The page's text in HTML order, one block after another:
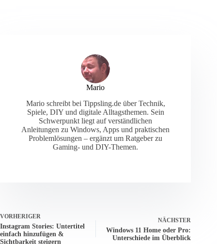
Mario
Mario schreibt bei Tippsling.de über Technik,
Spiele, DIY und digitale Alltagsthemen. Sein
Schwerpunkt liegt auf verständlichen
Anleitungen zu Windows, Apps und praktischen
Problemlösungen – ergänzt um Ratgeber zu
Gaming- und DIY-Themen.
VORHERIGER
Instagram Stories: Untertitel
einfach hinzufügen &
Sichtbarkeit steigern
NÄCHSTER
Windows 11 Home oder Pro:
Unterschiede im Überblick